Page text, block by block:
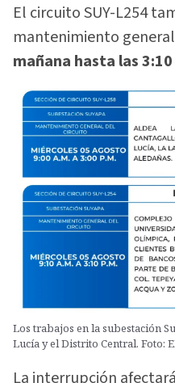
El circuito SUY-L254
mantenimiento
mañana hasta las
Los trabajos en la subestación
Lucía y el Distrito Central. Foto:
La interrupción